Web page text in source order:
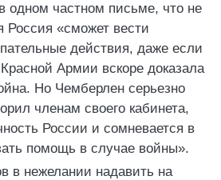
одном частном письме, что не
Россия «сможет вести
действия, даже если
Армии вскоре доказала
Но Чемберлен серьезно
членам своего кабинета,
России и сомневается в
помощь в случае войны».
в нежелании надавить на